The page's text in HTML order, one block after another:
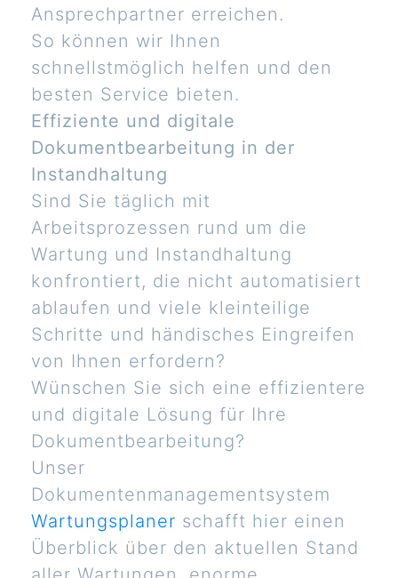
Ansprechpartner erreichen.
So können wir Ihnen
schnellstmöglich helfen und den
besten Service bieten.
Effiziente und digitale
Dokumentbearbeitung in der
Instandhaltung
Sind Sie täglich mit
Arbeitsprozessen rund um die
Wartung und Instandhaltung
konfrontiert, die nicht automatisiert
ablaufen und viele kleinteilige
Schritte und händisches Eingreifen
von Ihnen erfordern?
Wünschen Sie sich eine effizientere
und digitale Lösung für Ihre
Dokumentbearbeitung?
Unser
Dokumentenmanagementsystem
Wartungsplaner schafft hier einen
Überblick über den aktuellen Stand